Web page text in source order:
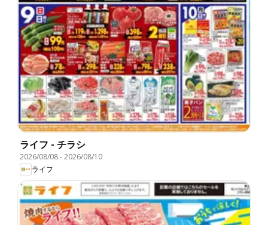
ライフ - チラシ
2026/08/08-2026/08/10
ライフ